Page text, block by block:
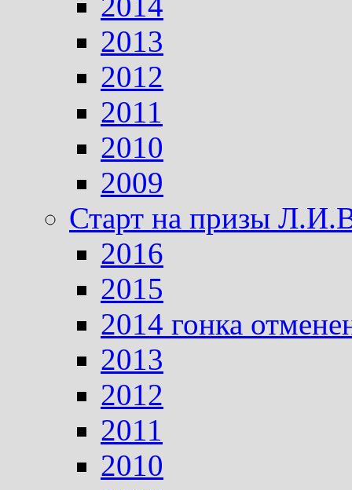
2013
2012
2011
2010
2009
Старт на призы
2016
2015
2014 гонка
2013
2012
2011
2010